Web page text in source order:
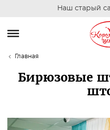
Наш старый
Главная
Бирюзовые